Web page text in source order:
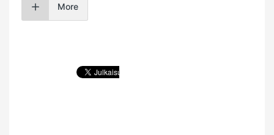
More